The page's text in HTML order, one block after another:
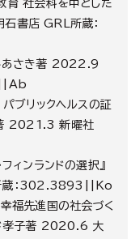
育 社会科を中とした
石書店GRL 所蔵：
あさき著 2022.9
パブリックヘルスの証
2021.3新曜社
ィンランドの選択』
： 302.3893||Ko
福先進国の社会づく
孝子著 2020.6 大